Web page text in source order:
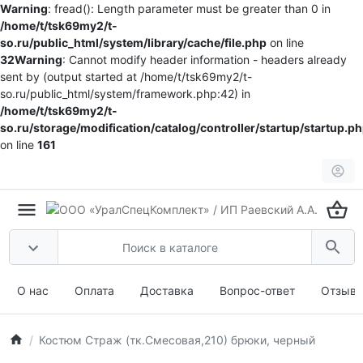
Warning: fread(): Length parameter must be greater than 0 in
/home/t/tsk69my2/t-
so.ru/public_html/system/library/cache/file.php on line
32Warning: Cannot modify header information - headers already
sent by (output started at /home/t/tsk69my2/t-
so.ru/public_html/system/framework.php:42) in
/home/t/tsk69my2/t-
so.ru/storage/modification/catalog/controller/startup/
on line 161
О нас Оплата Доставка Вопрос-ответ
Костюм Страж (тк.Смесовая,210) брюки, черный